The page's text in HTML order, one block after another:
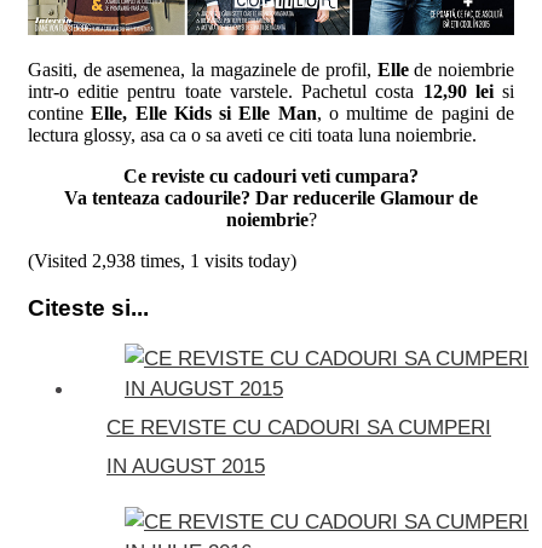
Gasiti, de asemenea, la magazinele de profil, Ellede noiembrie
intr-o editie pentru toate varstele. Pachetul costa 12,90 leisi
contineElle, Elle Kids si Elle Man, o multime de pagini de
lectura glossy, asa ca o sa aveti ce citi toata luna noiembrie.
Ce reviste cu cadouri veti cumpara?
Va tenteaza cadourile? Dar reducerile Glamour de
noiembrie?
(Visited 2,938 times, 1 visits today)
Citeste si...
CE REVISTE CU CADOURI SA CUMPERI
IN AUGUST 2015